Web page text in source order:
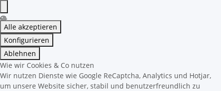
Alle akzeptieren
Konfigurieren
Ablehnen
Wie wir Cookies & Co nutzen
Wir nutzen Dienste wie Google ReCaptcha, Analytics und Hotjar,
um unsere Website sicher, stabil und benutzerfreundlich zu